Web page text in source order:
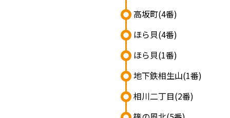
相川二丁目(2番)
地下鉄相生山(1番)
ほら貝(1番)
ほら貝(4番)
高坂町(4番)